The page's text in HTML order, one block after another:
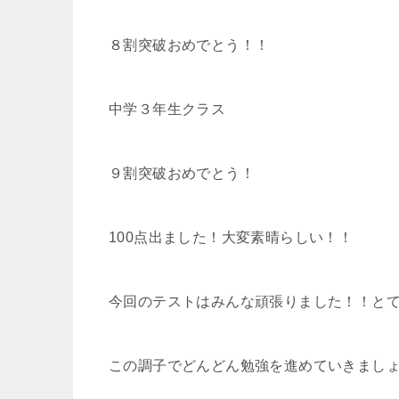
８割突破おめでとう！！
中学３年生クラス
９割突破おめでとう！
100点出ました！大変素晴らしい！！
今回のテストはみんな頑張りました！！と
この調子でどんどん勉強を進めていきましょ